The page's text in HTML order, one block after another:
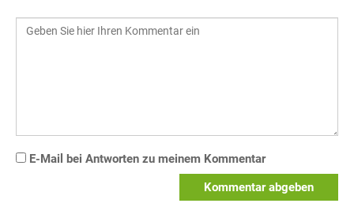
E-Mail bei Antworten zu meinem Kommentar
Kommentar abgeben